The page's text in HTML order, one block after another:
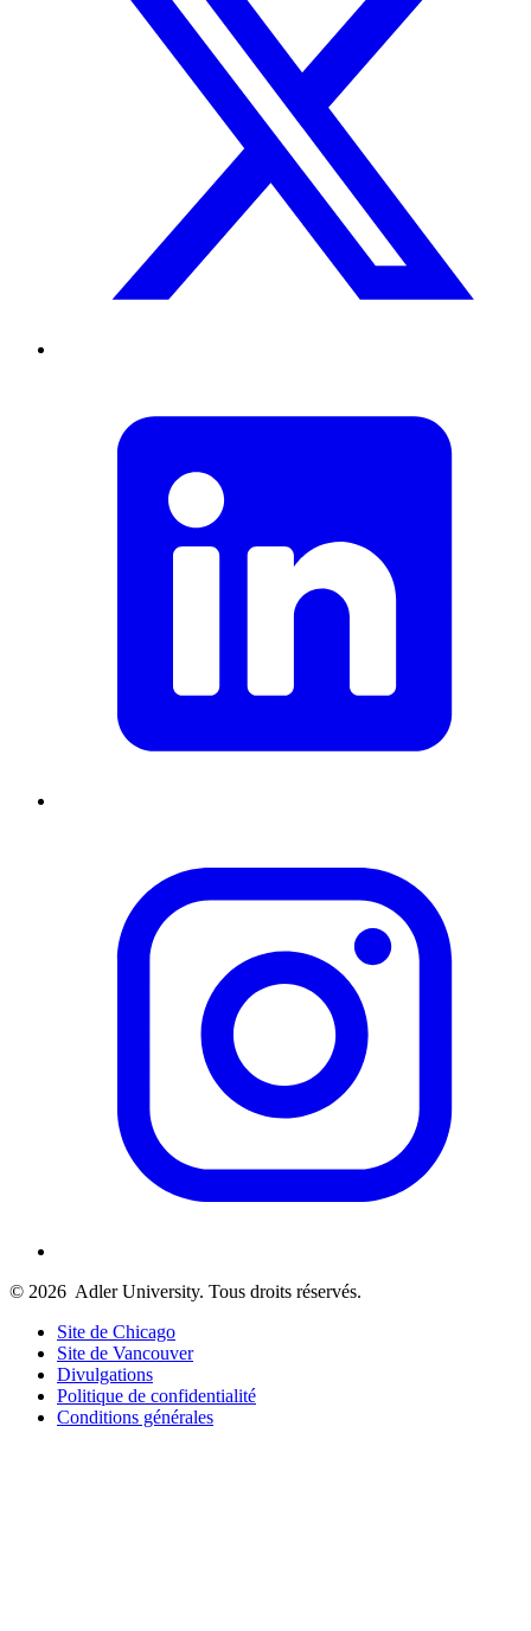
© 2026 Adler University. Tous droits réservés.
Site de Chicago
Site de Vancouver
Divulgations
Politique de confidentialité
Conditions générales